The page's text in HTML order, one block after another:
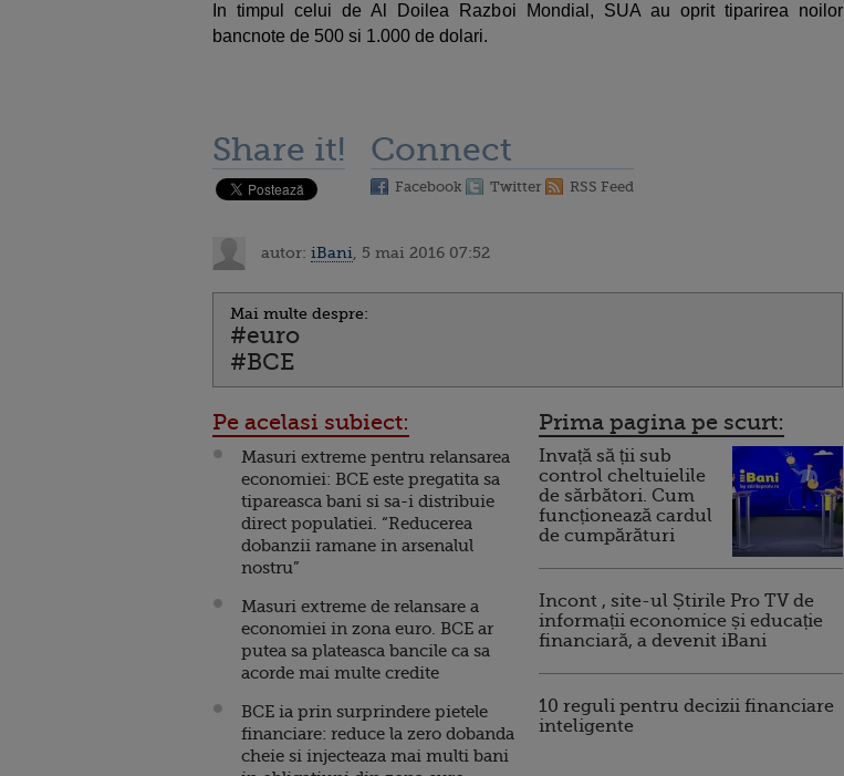
In timpul celui de Al Doilea Razboi Mondial, SUA au oprit tiparirea noilor
bancnote de 500 si 1.000 de dolari.
Share it! Connect
Facebook Twitter RSS Feed
autor: iBani , 5 mai 2016 07:52
Mai multe despre:
#euro
#BCE
Pe acelasi subiect:
Masuri extreme pentru relansarea
economiei: BCE este pregatita sa
tipareasca bani si sa-i distribuie
direct populatiei. “Reducerea
dobanzii ramane in arsenalul
nostru”
Masuri extreme de relansare a
economiei in zona euro. BCE ar
putea sa plateasca bancile ca sa
acorde mai multe credite
BCE ia prin surprindere pietele
financiare: reduce la zero dobanda
cheie si injecteaza mai multi bani
Prima pagina pe scurt:
Invață să ții sub
control cheltuielile
de sărbători. Cum
funcționează cardul
de cumpărături
Incont , site-ul Știrile Pro TV de
informații economice și educație
financiară, a devenit iBani
10 reguli pentru decizii financiare
inteligente